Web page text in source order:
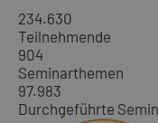
234.630
Teilnehmende
904
Seminarthemen
97.983
Durchgeführte